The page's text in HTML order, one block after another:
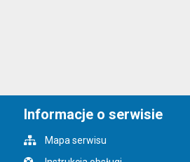
Informacje o serwisie
Mapa serwisu